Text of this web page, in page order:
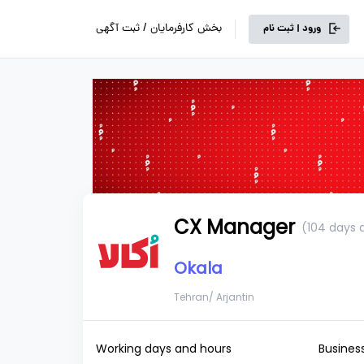
ورود | ثبت نام بخش کارفرمایان / ثبت آگهی
CX Manager (104 days
Okala
Tehran/ Arjantin
Working days and hours